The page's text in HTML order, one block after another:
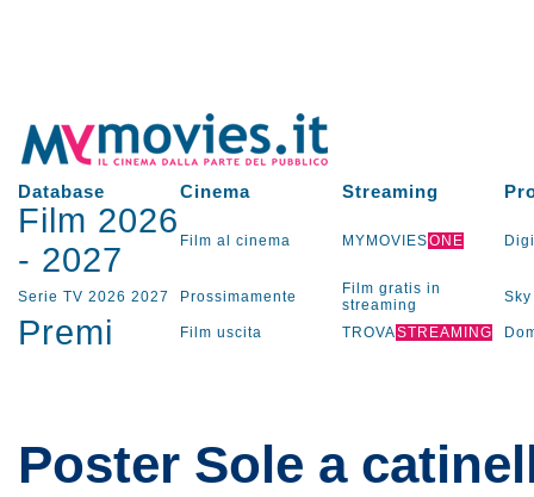
Database Cinema Streaming
Film 2026
- 2027 Film al cinema MYMOVIESONE
Serie TV 2026 2027 Prossimamente
Film gratis in
streaming
Sky
Premi Film uscita TROVASTREAMING
Poster Sole a